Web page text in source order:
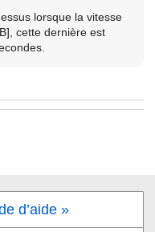
lorsque la vitesse
, cette dernière est
d’aide »